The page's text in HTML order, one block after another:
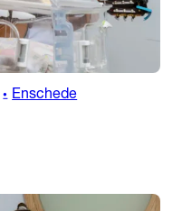
• Enschede